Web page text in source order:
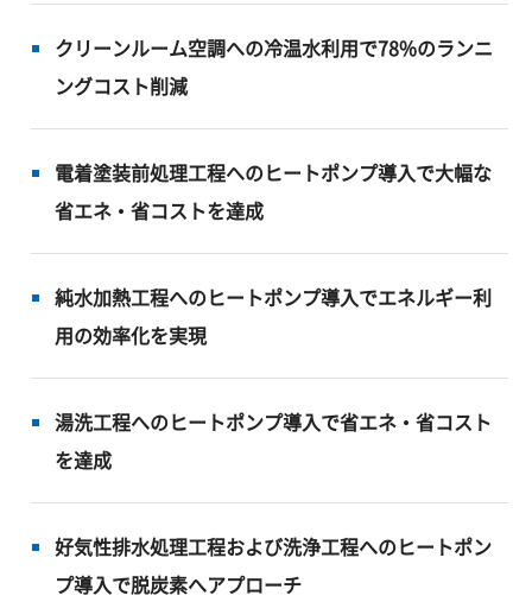
クリーンルーム空調への冷温水利用で78%のランニ
ングコスト削減
電着塗装前処理工程へのヒートポンプ導入で大幅な
省エネ・省コストを達成
純水加熱工程へのヒートポンプ導入でエネルギー利
用の効率化を実現
湯洗工程へのヒートポンプ導入で省エネ・省コスト
を達成
好気性排水処理工程および洗浄工程へのヒートポン
プ導入で脱炭素へアプローチ